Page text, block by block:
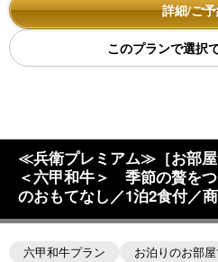
詳細/ご
このプランで選択
≪兵衛プレミアム≫［お部
＜六甲和牛＞ 季節の贅を
のおもてなし／1泊2食付／
六甲和牛プラン お泊りのお部